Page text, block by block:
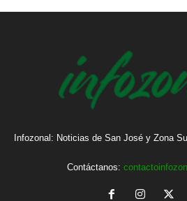
Infozonal: Noticias de San José y Zona
Contáctanos: